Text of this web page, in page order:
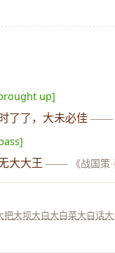
up]
了了，大未必佳 ——
大大王 —— 《战国策
把大坝大白大白菜大白话